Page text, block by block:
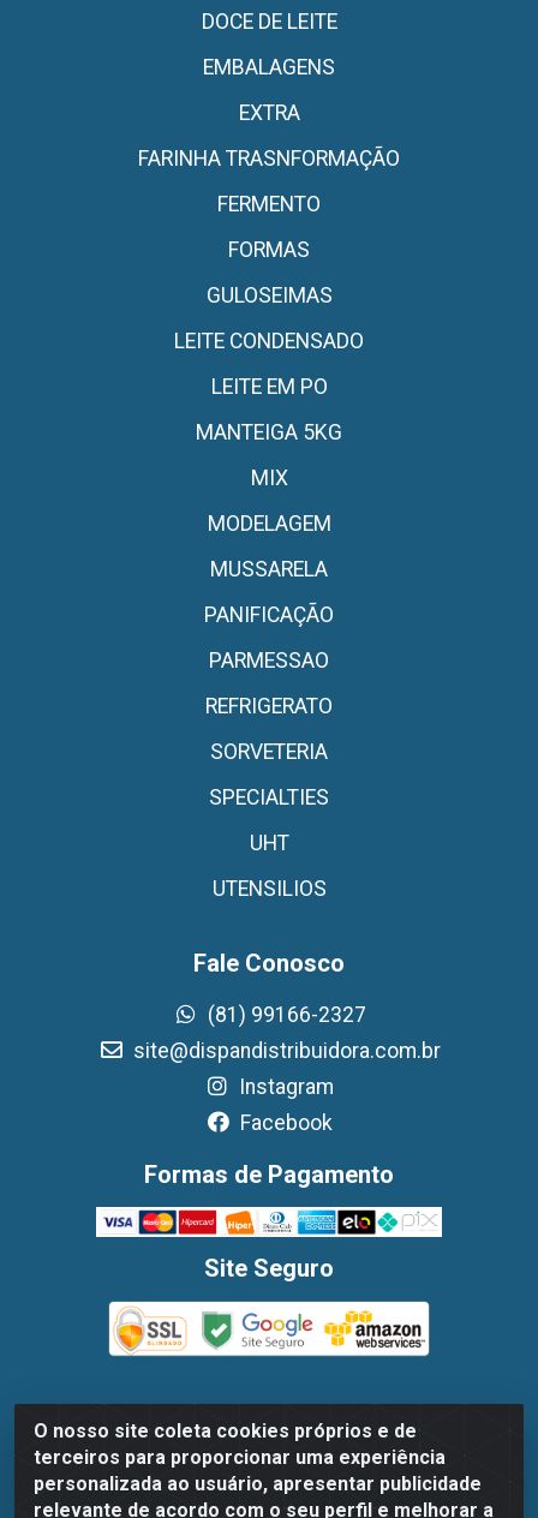
O nosso site coleta cookies próprios e de
terceiros para proporcionar uma experiência
personalizada ao usuário, apresentar publicidade
relevante de acordo com o seu perfil e melhorar a
DOCE DE LEITE
EMBALAGENS
EXTRA
FARINHA TRASNFORMAÇÃO
FERMENTO
FORMAS
GULOSEIMAS
LEITE CONDENSADO
LEITE EM PO
MANTEIGA 5KG
MIX
MODELAGEM
MUSSARELA
PANIFICAÇÃO
PARMESSAO
REFRIGERATO
SORVETERIA
SPECIALTIES
UHT
UTENSILIOS
Fale Conosco
(81) 99166-2327
site@dispandistribuidora.com.br
Instagram
Facebook
Formas de Pagamento
Site Seguro
Dispan Distribuidora de Alimentos LTDA - Avenida
Marechal Mascarenhas De Moraes, 1048- Imbiribeira,
Recife/PE - CEP 51.170-000 - CNPJ 30.779.584/0003-78